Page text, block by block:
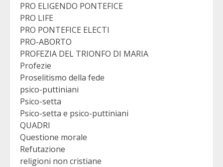
PRO ELIGENDO PONTEFICE
PRO LIFE
PRO PONTEFICE ELECTI
PRO-ABORTO
PROFEZIA DEL TRIONFO DI MARIA
Profezie
Proselitismo della fede
psico-puttiniani
Psico-setta
Psico-setta e psico-puttiniani
QUADRI
Questione morale
Refutazione
religioni non cristiane